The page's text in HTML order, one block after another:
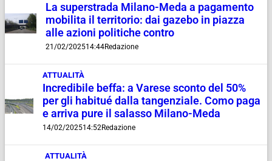
La superstrada Milano-Meda a pagamento
mobilita il territorio: dai gazebo in piazza
alle azioni politiche contro
21/02/202514:44Redazione
ATTUALITÀ
Incredibile beffa: a Varese sconto del 50%
per gli habitué dalla tangenziale. Como paga
e arriva pure il salasso Milano-Meda
14/02/202514:52Redazione
ATTUALITÀ